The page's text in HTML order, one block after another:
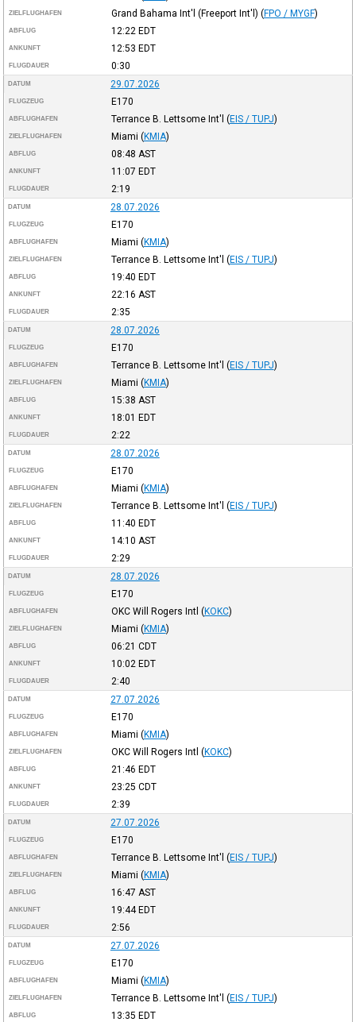
ZIELFLUGHAFEN Grand Bahama Int'l (Freeport Int'l) (FPO / MYGF)
ABFLUG 12:22 EDT
ANKUNFT 12:53 EDT
FLUGDAUER 0:30
DATUM 29.07.2026
FLUGZEUG E170
ABFLUGHAFEN Terrance B. Lettsome Int'l (EIS / TUPJ)
ZIELFLUGHAFEN Miami (KMIA)
ABFLUG 08:48 AST
ANKUNFT 11:07 EDT
FLUGDAUER 2:19
DATUM 28.07.2026
FLUGZEUG E170
ABFLUGHAFEN Miami (KMIA)
ZIELFLUGHAFEN Terrance B. Lettsome Int'l (EIS / TUPJ)
ABFLUG 19:40 EDT
ANKUNFT 22:16 AST
FLUGDAUER 2:35
DATUM 28.07.2026
FLUGZEUG E170
ABFLUGHAFEN Terrance B. Lettsome Int'l (EIS / TUPJ)
ZIELFLUGHAFEN Miami (KMIA)
ABFLUG 15:38 AST
ANKUNFT 18:01 EDT
FLUGDAUER 2:22
DATUM 28.07.2026
FLUGZEUG E170
ABFLUGHAFEN Miami (KMIA)
ZIELFLUGHAFEN Terrance B. Lettsome Int'l (EIS / TUPJ)
ABFLUG 11:40 EDT
ANKUNFT 14:10 AST
FLUGDAUER 2:29
DATUM 28.07.2026
FLUGZEUG E170
ABFLUGHAFEN OKC Will Rogers Intl (KOKC)
ZIELFLUGHAFEN Miami (KMIA)
ABFLUG 06:21 CDT
ANKUNFT 10:02 EDT
FLUGDAUER 2:40
DATUM 27.07.2026
FLUGZEUG E170
ABFLUGHAFEN Miami (KMIA)
ZIELFLUGHAFEN OKC Will Rogers Intl (KOKC)
ABFLUG 21:46 EDT
ANKUNFT 23:25 CDT
FLUGDAUER 2:39
DATUM 27.07.2026
FLUGZEUG E170
ABFLUGHAFEN Terrance B. Lettsome Int'l (EIS / TUPJ)
ZIELFLUGHAFEN Miami (KMIA)
ABFLUG 16:47 AST
ANKUNFT 19:44EDT
FLUGDAUER 2:56
DATUM 27.07.2026
FLUGZEUG E170
ABFLUGHAFEN Miami (KMIA)
ZIELFLUGHAFEN Terrance B. Lettsome Int'l (EIS / TUPJ)
ABFLUG 13:35 EDT